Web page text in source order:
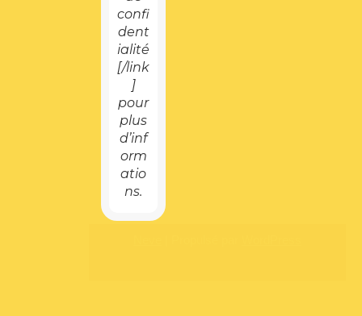
confi
dent
ialité
[/link
]
pour
plus
d’inf
orm
atio
ns.